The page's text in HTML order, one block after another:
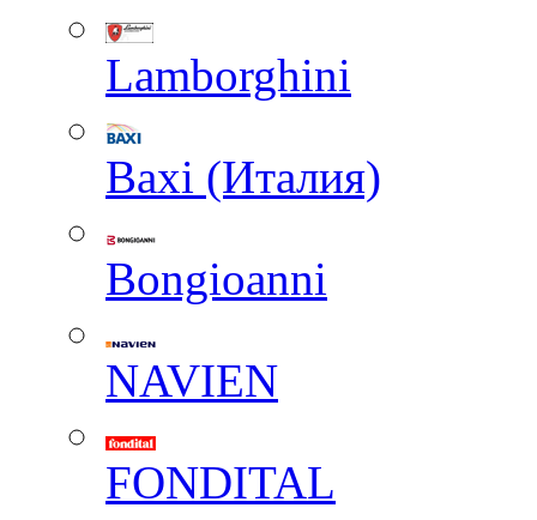
Lamborghini
Baxi (Италия)
Вongioanni
NAVIEN
FONDITAL